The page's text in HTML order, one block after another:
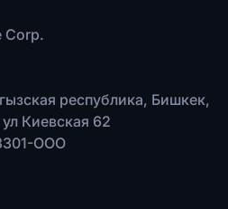
Corp.
республика, Бишкек,
Киевская 62
ООО